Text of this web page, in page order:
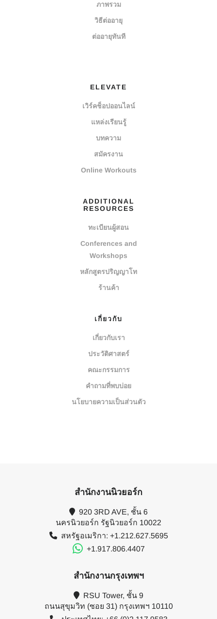
ภาพรวม
วิธีต่ออายุ
ต่ออายุทันที
ELEVATE
เวิร์คช็อปออนไลน์
แหล่งเรียนรู้
บทความ
สมัครงาน
Online Workouts
ADDITIONAL
RESOURCES
ทะเบียนผู้สอน
Conferences and
Workshops
หลักสูตรปริญญาโท
ร้านค้า
เกี่ยวกับ
เกี่ยวกับเรา
ประวัติศาสตร์
คณะกรรมการ
คำถามที่พบบ่อย
นโยบายความเป็นส่วนตัว
สำนักงานนิวยอร์ก
920 3RD AVE, ชั้น 6
นครนิวยอร์ก รัฐนิวยอร์ก 10022
สหรัฐอเมริกา: +1.212.627.5695
+1.917.806.4407
สำนักงานกรุงเทพฯ
RSU Tower, ชั้น 9
ถนนสุขุมวิท (ซอย 31) กรุงเทพฯ 10110